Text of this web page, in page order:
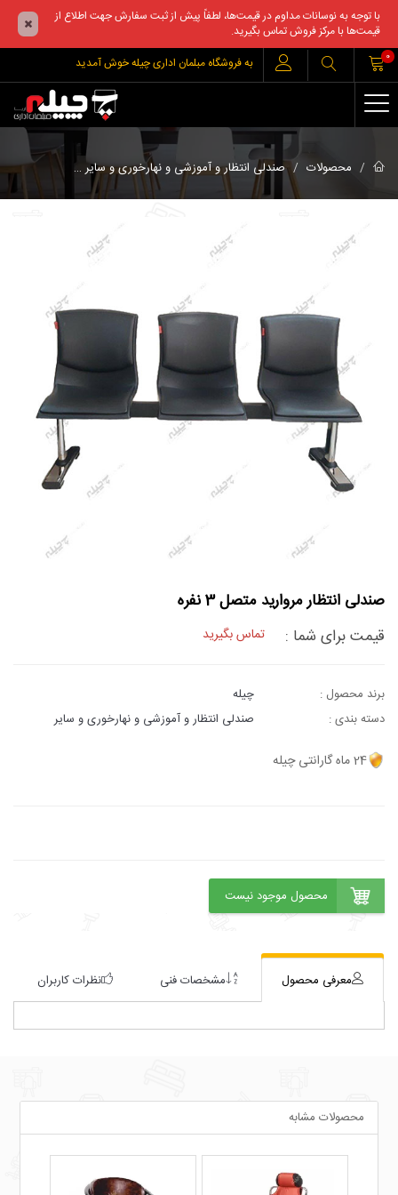
با توجه به نوسانات مداوم در قیمت‌ها، لطفاً پیش از ثبت سفارش جهت اطلاع از
قیمت‌ها با مرکز فروش تماس بگیرید.
به فروشگاه مبلمان اداری چیله خوش آمدید
0
محصولات صندلی انتظار و آموزشی و نهارخوری و سایر صندلی
صندلی انتظار مروارید متصل 3 نفره
قیمت برای شما :
تماس بگیرید
برند محصول :
چیله
دسته بندی :
صندلی انتظار و آموزشی و نهارخوری و سایر
24 ماه گارانتی چیله
معرفی محصول مشخصات فنی نظرات کاربران
محصولات مشابه